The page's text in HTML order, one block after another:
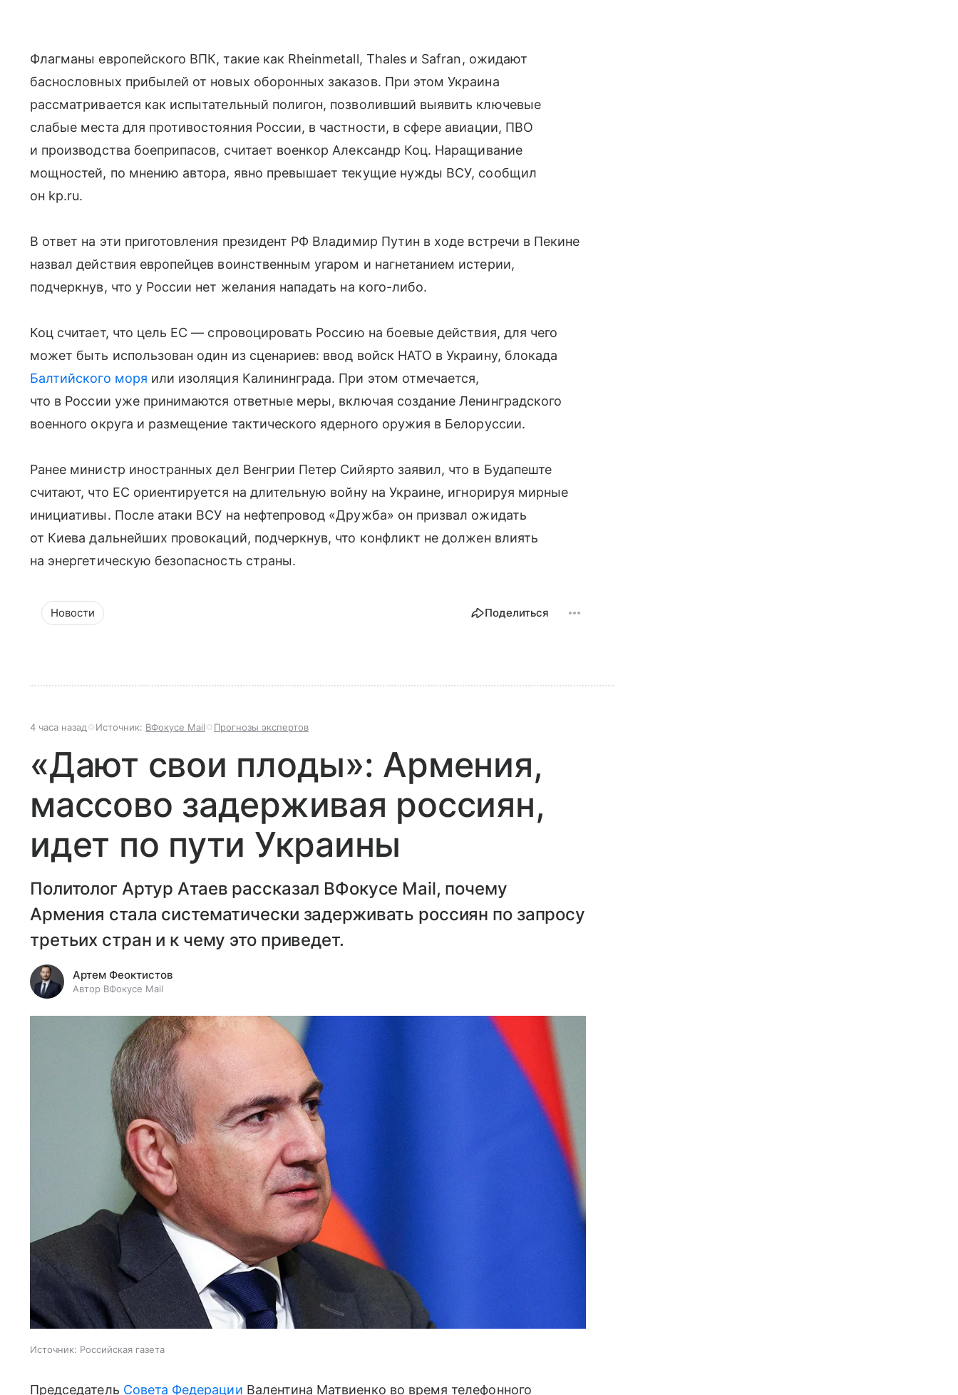
Флагманы европейского ВПК, такие как Rheinmetall, Thales и Safran, ожидают
баснословных прибылей от новых оборонных заказов. При этом Украина
рассматривается как испытательный полигон, позволивший выявить ключевые
слабые места для противостояния России, в частности, в сфере авиации, ПВО
и производства боеприпасов, считает военкор Александр Коц. Наращивание
мощностей, по мнению автора, явно превышает текущие нужды ВСУ, сообщил
он kp.ru.
В ответ на эти приготовления президент РФ Владимир Путин в ходе встречи в Пекине
назвал действия европейцев воинственным угаром и нагнетанием истерии,
подчеркнув, что у России нет желания нападать на кого-либо.
Коц считает, что цель ЕС — спровоцировать Россию на боевые действия, для чего
может быть использован один из сценариев: ввод войск НАТО в Украину, блокада
Балтийского моря или изоляция Калининграда. При этом отмечается,
что в России уже принимаются ответные меры, включая создание Ленинградского
военного округа и размещение тактического ядерного оружия в Белоруссии.
Ранее министр иностранных дел Венгрии Петер Сийярто заявил, что в Будапеште
считают, что ЕС ориентируется на длительную войну на Украине, игнорируя мирные
инициативы. После атаки ВСУ на нефтепровод «Дружба» он призвал ожидать
от Киева дальнейших провокаций, подчеркнув, что конфликт не должен влиять
на энергетическую безопасность страны.
Новости Поделиться
4 часа назад Источник: ВФокусе Mail Прогнозы экспертов
«Дают свои плоды»: Армения,
массово задерживая россиян,
идет по пути Украины
Политолог Артур Атаев рассказал ВФокусе Mail, почему
Армения стала систематически задерживать россиян по запросу
третьих стран и к чему это приведет.
Артем Феоктистов
Автор ВФокусе Mail
Источник: Российская газета
Председатель Совета Федерации Валентина Матвиенко во время телефонного